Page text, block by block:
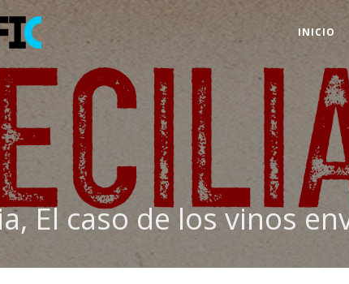
INICIO
El caso de los vinos